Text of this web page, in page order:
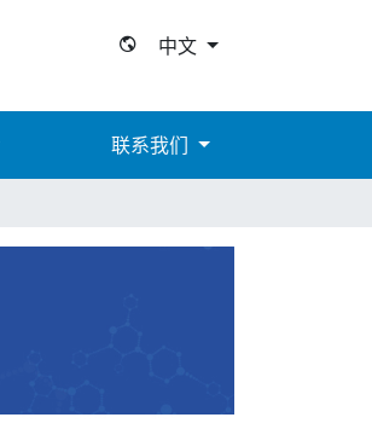
中文
联系我们